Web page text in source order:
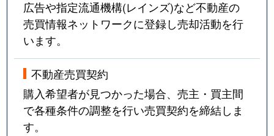
広告や指定流通機構(レインズ)など不動産の
売買情報ネットワークに登録し売却活動を行
います。
不動産売買契約
購入希望者が見つかった場合、売主・買主間
で各種条件の調整を行い売買契約を締結しま
す。